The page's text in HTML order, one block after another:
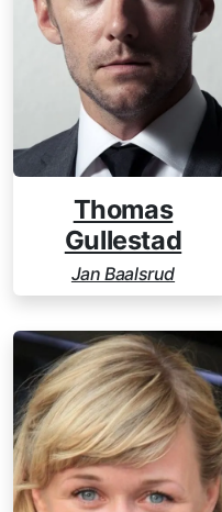
Thomas
Gullestad
Jan Baalsrud